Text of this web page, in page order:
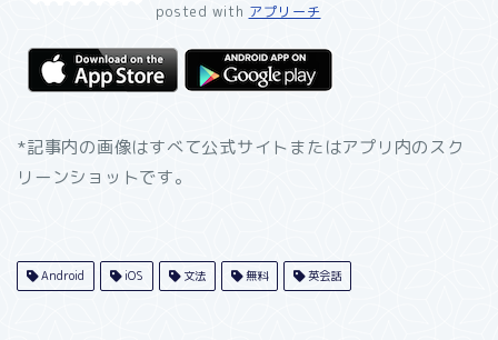
posted with アプリーチ
*記事内の画像はすべて公式サイトまたはアプリ内のスク
リーンショットです。
Android iOS 文法 無料 英会話